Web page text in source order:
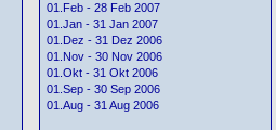
01.Feb - 28 Feb 2007
01.Jan - 31 Jan 2007
01.Dez - 31 Dez 2006
01.Nov - 30 Nov 2006
01.Okt - 31 Okt 2006
01.Sep - 30 Sep 2006
01.Aug - 31 Aug 2006